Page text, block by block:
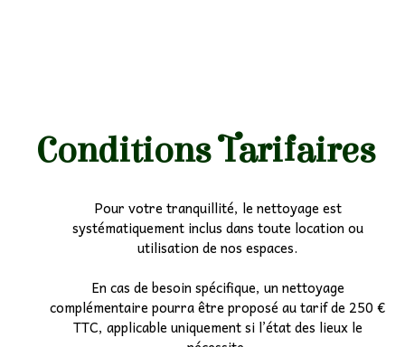
Conditions Tarifaires
Pour votre tranquillité, le nettoyage est
systématiquement inclus dans toute location ou
utilisation de nos espaces.
En cas de besoin spécifique, un nettoyage
complémentaire pourra être proposé au tarif de 250 €
TTC, applicable uniquement si l’état des lieux le